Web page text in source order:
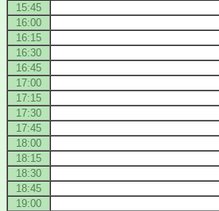
15:45
16:00
16:15
16:30
16:45
17:00
17:15
17:30
17:45
18:00
18:15
18:30
18:45
19:00